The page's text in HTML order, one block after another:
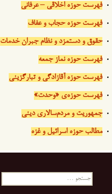
فهرست حوزه اخلاقی – عرفانی
فهرست حوزه حجاب و عفاف
حقوق و دستمزد و نظام جبران خدمات
فهرست حوزه نماز جمعه
فهرست حوزه آقازادگی و تبارگزینی
فهرست حوزه‌ی «وحدت»
جمهوریت و مردم‌سالاری دینی
مطالب حوزه اسرائیل و غزه
جستجو